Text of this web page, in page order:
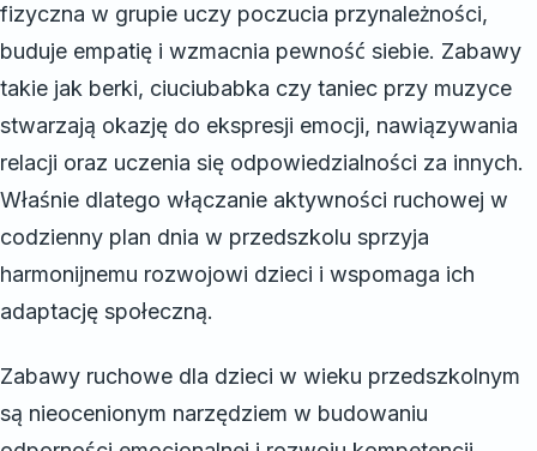
fizyczna w grupie uczy poczucia przynależności,
buduje empatię i wzmacnia pewność siebie. Zabawy
takie jak berki, ciuciubabka czy taniec przy muzyce
stwarzają okazję do ekspresji emocji, nawiązywania
relacji oraz uczenia się odpowiedzialności za innych.
Właśnie dlatego włączanie aktywności ruchowej w
codzienny plan dnia w przedszkolu sprzyja
harmonijnemu rozwojowi dzieci i wspomaga ich
adaptację społeczną.
Zabawy ruchowe dla dzieci w wieku przedszkolnym
są nieocenionym narzędziem w budowaniu